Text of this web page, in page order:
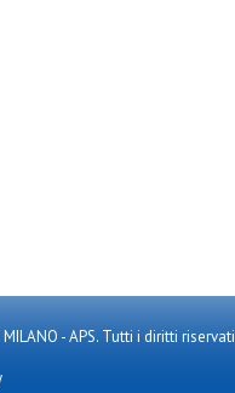
- APS. Tutti i diritti riservati